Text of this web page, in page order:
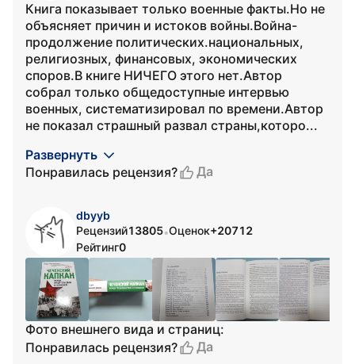
Книга показывает только военные факты.Но не
объясняет причин и истоков войны.Война-
продолжение политических.национальных,
религиозных, финансовых, экономических
споров.В книге НИЧЕГО этого нет.Автор
собрал только общедоступные интервью
военных, систематизировал по времени.Автор
не показал страшный развал страны,которо...
Развернуть
Понравилась рецензия?
Да
dbyyb
Рецензий13805•Оценок+20712
Рейтинг0
Фото внешнего вида и страниц:
Понравилась рецензия?
Да